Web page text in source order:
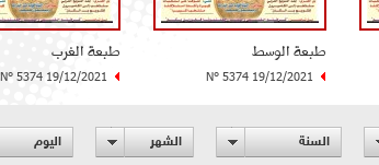
طبعة الوسط
N° 5374 19/12/2021
طبعة الغرب
N° 5374 19/12/2021
السنة الشهر اليوم